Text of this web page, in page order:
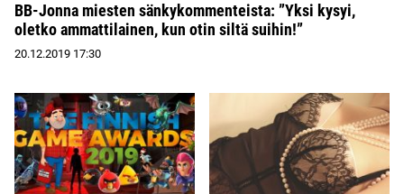
BB-Jonna miesten sänkykommenteista: ”Yksi kysyi,
oletko ammattilainen, kun otin siltä suihin!”
20.12.2019 17:30